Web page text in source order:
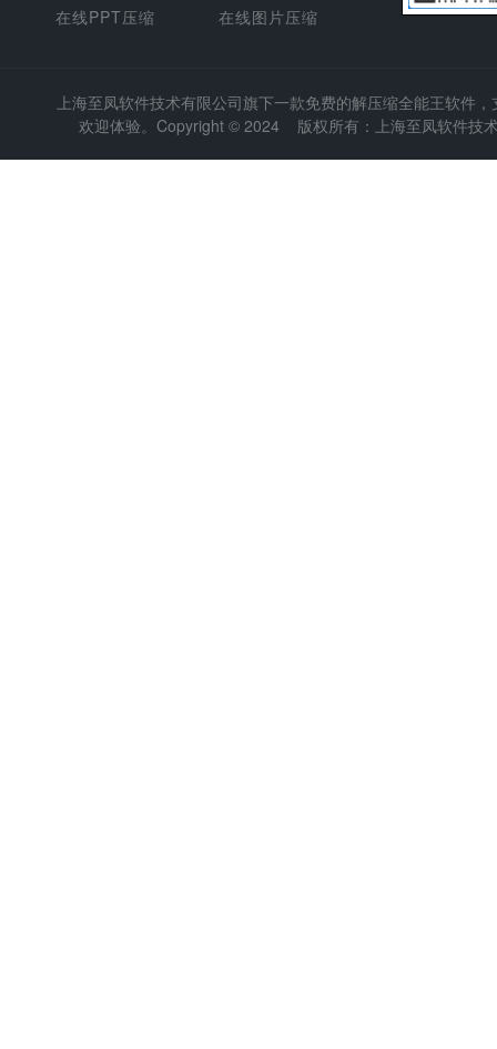
在线PPT压缩
在线图片压缩
上海至凤软件技术有限公司旗下一款免费的解压缩全能王软件
欢迎体验。Copyright © 2024 版权所有：上海至凤软件技